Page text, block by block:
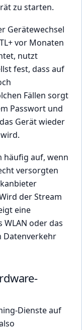
zu starten.
Gerätewechsel
vor Monaten
nutzt
fest, dass auf
Fällen sorgt
Passwort und
Gerät wieder
häufig auf, wenn
versorgten
der Stream
eine
oder das
Datenverkehr
Dienste auf